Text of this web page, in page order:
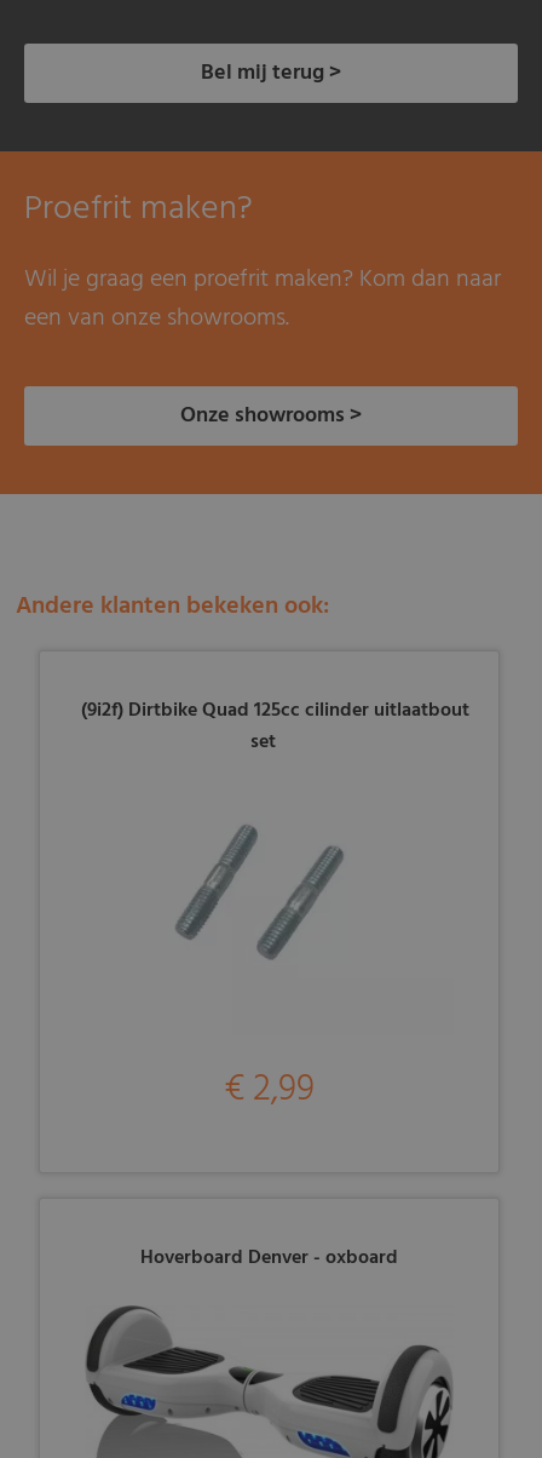
Bel mij terug >
Proefrit maken?
Wil je graag een proefrit maken? Kom dan naar
een van onze showrooms.
Onze showrooms >
Andere klanten bekeken ook:
(9i2f) Dirtbike Quad 125cc cilinder uitlaatbout
set
€ 2,99
Hoverboard Denver - oxboard